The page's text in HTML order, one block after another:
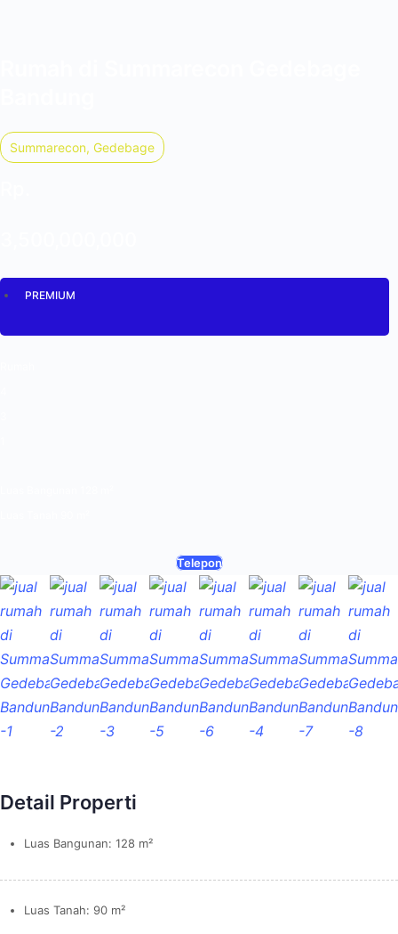
Summarecon, Gedebage
PREMIUM
Telepon
Detail Properti
Luas Bangunan: 128 m²
Luas Tanah: 90 m²